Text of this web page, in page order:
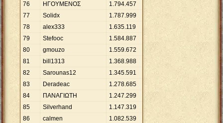
76
ΗΓΟΥΜΕΝΟΣ 1.794.457
77
Solidx 1.787.999
78
alex333 1.635.119
79
Stefooc 1.584.887
80
gmouzo 1.559.672
81
bill1313 1.368.988
82
Sarounas12 1.345.591
83
Deradeac 1.278.685
84
ΠΑΝΑΓΙΩΤΗ 1.247.299
85
Silverhand 1.147.319
86
calmen 1.082.539